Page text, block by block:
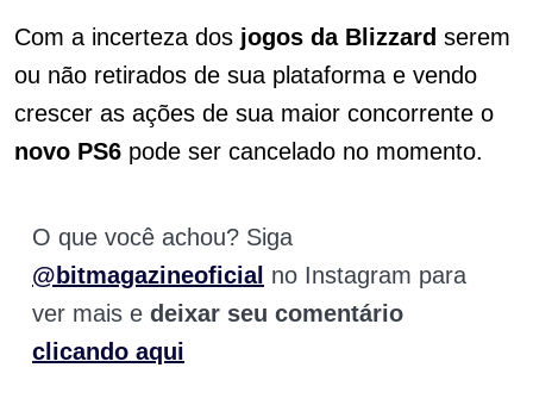
Com a incerteza dos jogos da Blizzard serem
ou não retirados de sua plataforma e vendo
crescer as ações de sua maior concorrente o
novo PS6 pode ser cancelado no momento.
O que você achou? Siga
@bitmagazineoficial no Instagram para
ver mais e deixar seu comentário
clicando aqui